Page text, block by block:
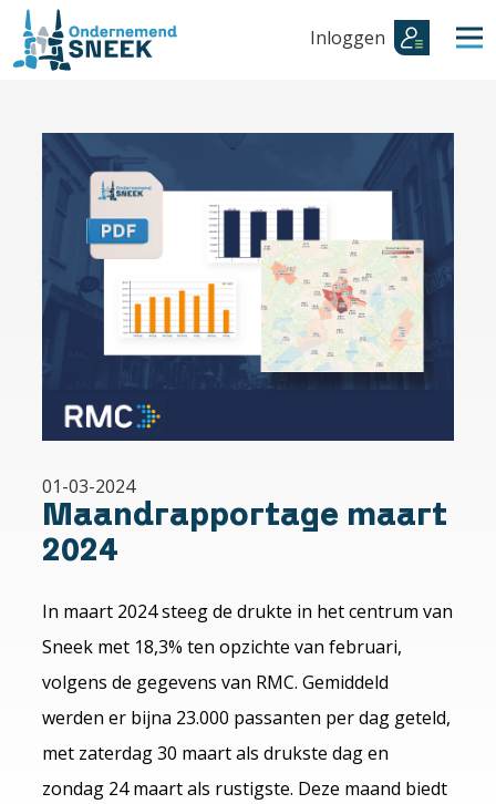
Inloggen
01-03-2024
Maandrapportage maart
2024
In maart 2024 steeg de drukte in het centrum van
Sneek met 18,3% ten opzichte van februari,
volgens de gegevens van RMC. Gemiddeld
werden er bijna 23.000 passanten per dag geteld,
met zaterdag 30 maart als drukste dag en
zondag 24 maart als rustigste. Deze maand biedt